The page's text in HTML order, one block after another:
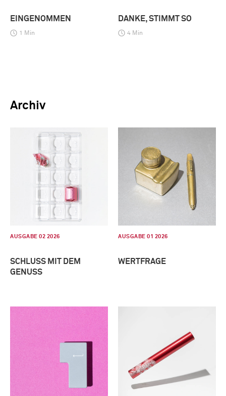
EINGENOMMEN
1 Min
DANKE, STIMMT SO
4 Min
Archiv
AUSGABE 02 2026
SCHLUSS MIT DEM
GENUSS
AUSGABE 01 2026
WERTFRAGE